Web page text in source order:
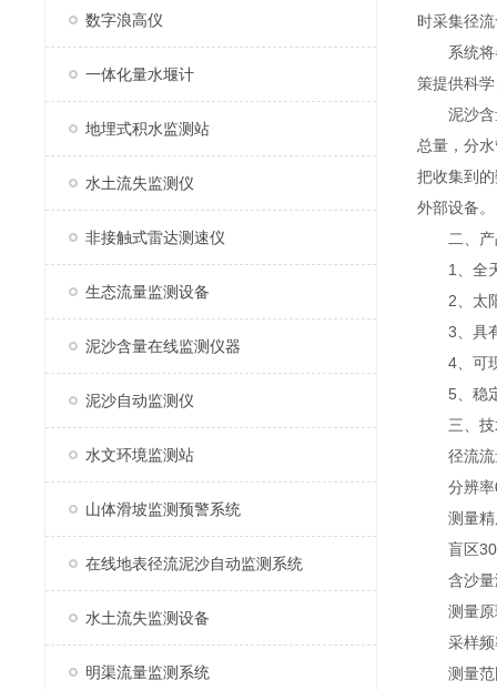
数字浪高仪
一体化量水堰计
地埋式积水监测站
水土流失监测仪
非接触式雷达测速仪
生态流量监测设备
泥沙含量在线监测仪器
泥沙自动监测仪
水文环境监测站
山体滑坡监测预警系统
在线地表径流泥沙自动监测系统
水土流失监测设备
明渠流量监测系统
时采集径
系统将各
策提供科
泥沙含量
总量，分
把收集到
外部设备。
二、产
1、全天
2、太阳
3、具有
4、可现
5、稳定
三、技
径流流
分辨率
测量精
盲区30
含沙量
测量原
采样频
测量范